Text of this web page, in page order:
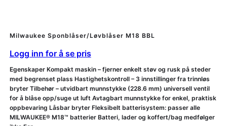
Milwaukee Sponblåser/Løvblåser M18 BBL
Logg inn for å se pris
Egenskaper Kompakt maskin – fjerner enkelt støv og rusk på steder
med begrenset plass Hastighetskontroll – 3 innstillinger fra trinnløs
bryter Tilbehør – utvidbart munnstykke (228.6 mm) universell ventil
for å blåse opp/suge ut luft Avtagbart munnstykke for enkel, praktisk
oppbevaring Låsbar bryter Fleksibelt batterisystem: passer alle
MILWAUKEE® M18™ batterier Batteri, lader og koffert/bag medfølger